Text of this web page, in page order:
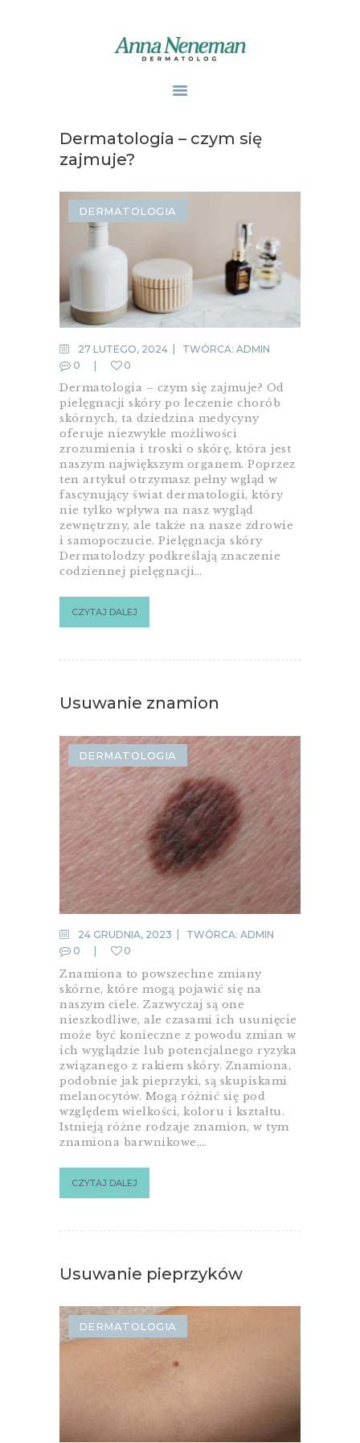
PUBLIKACJE
ZABIEGI
GABINETY
WPISY
KONTAKT
Dermatologia – czym się
zajmuje?
DERMATOLOGIA
27 LUTEGO, 2024 TWÓRCA: ADMIN
0
0
Dermatologia – czym się zajmuje? Od
pielęgnacji skóry po leczenie chorób
skórnych, ta dziedzina medycyny
oferuje niezwykłe możliwości
zrozumienia i troski o skórę, która jest
naszym największym organem. Poprzez
ten artykuł otrzymasz pełny wgląd w
fascynujący świat dermatologii, który
nie tylko wpływa na nasz wygląd
zewnętrzny, ale także na nasze zdrowie
i samopoczucie. Pielęgnacja skóry
Dermatolodzy podkreślają znaczenie
codziennej pielęgnacji…
CZYTAJ DALEJ
Usuwanie znamion
DERMATOLOGIA
24 GRUDNIA, 2023 TWÓRCA: ADMIN
0
0
Znamiona to powszechne zmiany
skórne, które mogą pojawić się na
naszym ciele. Zazwyczaj są one
nieszkodliwe, ale czasami ich usunięcie
może być konieczne z powodu zmian w
ich wyglądzie lub potencjalnego ryzyka
związanego z rakiem skóry. Znamiona,
podobnie jak pieprzyki, są skupiskami
melanocytów. Mogą różnić się pod
względem wielkości, koloru i kształtu.
Istnieją różne rodzaje znamion, w tym
znamiona barwnikowe,…
CZYTAJ DALEJ
Usuwanie pieprzyków
DERMATOLOGIA